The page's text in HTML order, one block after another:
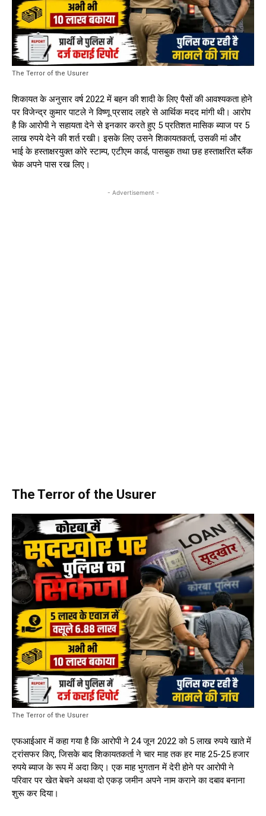
The Terror of the Usurer
शिकायत के अनुसार वर्ष 2022 में बहन की शादी के लिए पैसों की आवश्यकता होने
पर विजेन्द्र कुमार पाटले ने विष्णू प्रसाद लहरे से आर्थिक मदद मांगी थी। आरोप
है कि आरोपी ने सहायता देने से इनकार करते हुए 5 प्रतिशत मासिक ब्याज पर 5
लाख रुपये देने की शर्त रखी। इसके लिए उसने शिकायतकर्ता, उसकी मां और
भाई के हस्ताक्षरयुक्त कोरे स्टाम्प, एटीएम कार्ड, पासबुक तथा छह हस्ताक्षरित ब्लैंक
चेक अपने पास रख लिए।
- Advertisement -
The Terror of the Usurer
The Terror of the Usurer
एफआईआर में कहा गया है कि आरोपी ने 24 जून 2022 को 5 लाख रुपये खाते में
ट्रांसफर किए, जिसके बाद शिकायतकर्ता ने चार माह तक हर माह 25-25 हजार
रुपये ब्याज के रूप में अदा किए। एक माह भुगतान में देरी होने पर आरोपी ने
परिवार पर खेत बेचने अथवा दो एकड़ जमीन अपने नाम कराने का दबाव बनाना
शुरू कर दिया।